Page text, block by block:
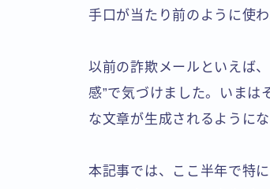
手口が当たり前のように使わ
以前の詐欺メールといえば
感”で気づけました。いまは
な文章が生成されるように
本記事では、ここ半年で特